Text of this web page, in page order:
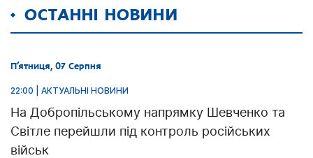
ОСТАННІ НОВИНИ
П’ятниця, 07 Серпня
22:00 | АКТУАЛЬНІ НОВИНИ
На Добропільському напрямку Шевченко та
Світле перейшли під контроль російських
військ